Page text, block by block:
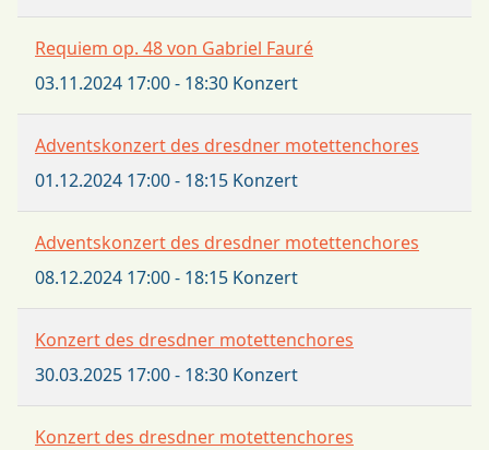
Requiem op. 48 von Gabriel Fauré
03.11.2024 17:00- 18:30 Konzert
Adventskonzert des dresdner motettenchores
01.12.2024 17:00- 18:15 Konzert
Adventskonzert des dresdner motettenchores
08.12.2024 17:00- 18:15 Konzert
Konzert des dresdner motettenchores
30.03.2025 17:00- 18:30 Konzert
Konzert des dresdner motettenchores